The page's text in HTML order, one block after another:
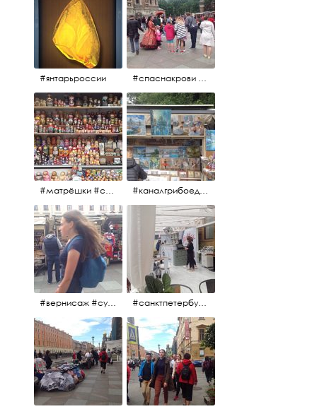
#янтарьроссии #спаснакрови #михайловскийсад
#матрёшки #сувениры #вернисаж #каналгрибоедова #санктпетербург #вернисаж #
#вернисаж #сувениры #картины #санктпетербург #летнеекафе